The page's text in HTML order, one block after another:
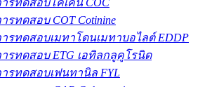
รทดสอบโคเคน COC
รทดสอบ COT Cotinine
รทดสอบเมทาโดนเมทาบอไลต์ EDDP
รทดสอบ ETG เอทิลกลูคูโรนิด
รทดสอบเฟนทานิล FYL